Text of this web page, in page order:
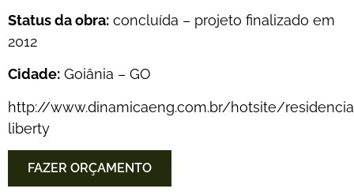
Status da obra: concluída – projeto finalizado em
2012
Cidade: Goiânia – GO
http://www.dinamicaeng.com.br/hotsite/
liberty
FAZER ORÇAMENTO